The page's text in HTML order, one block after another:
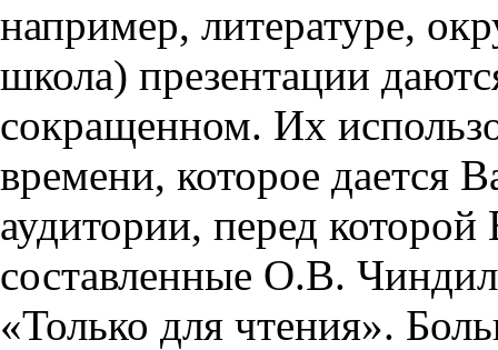
например, литературе,
школа) презентации
сокращенном. Их
времени, которое дается
аудитории, перед
составленные О.В.
«Только для чтения».